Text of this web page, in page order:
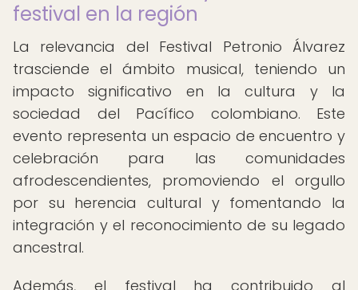
festival en la región
La relevancia del Festival Petronio Álvarez
trasciende el ámbito musical, teniendo un
impacto significativo en la cultura y la
sociedad del Pacífico colombiano. Este
evento representa un espacio de encuentro y
celebración para las comunidades
afrodescendientes, promoviendo el orgullo
por su herencia cultural y fomentando la
integración y el reconocimiento de su legado
ancestral.
Además, el festival ha contribuido al